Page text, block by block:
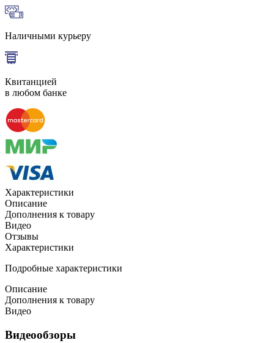
Наличными курьеру
Квитанцией
в любом банке
Характеристики
Описание
Дополнения к товару
Видео
Отзывы
Характеристики
Подробные характеристики
Описание
Дополнения к товару
Видео
Видеообзоры